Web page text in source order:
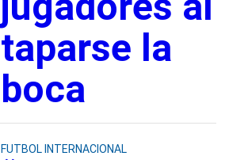
taparse la
boca
FUTBOL INTERNACIONAL